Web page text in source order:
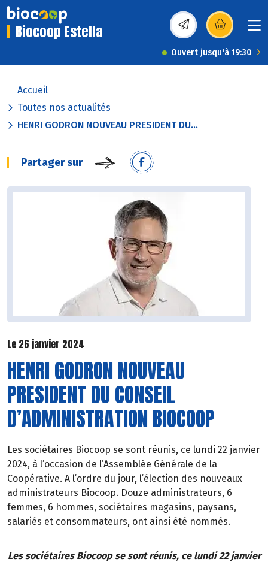
Biocoop Estella (s’ouvre dans une
Ouvert jusqu'à 19:30
Accueil
Toutes nos actualités
HENRI GODRON NOUVEAU PRESIDENT DU...
Partager sur
Le 26 janvier 2024
HENRI GODRON NOUVEAU
PRESIDENT DU CONSEIL
D’ADMINISTRATION BIOCOOP
Les sociétaires Biocoop se sont réunis, ce lundi 22 janvier
2024, à l’occasion de l’Assemblée Générale de la
Coopérative. A l’ordre du jour, l’élection des nouveaux
administrateurs Biocoop. Douze administrateurs, 6
femmes, 6 hommes, sociétaires magasins, paysans,
salariés et consommateurs, ont ainsi été nommés.
Les sociétaires Biocoop se sont réunis, ce lundi 22 janvier